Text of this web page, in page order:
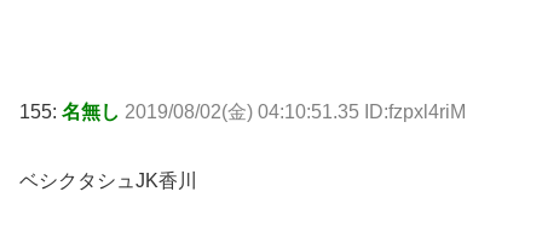
155: 名無し 2019/08/02(金) 04:10:51.35 ID:fzpxl4riM
ベシクタシュJK香川